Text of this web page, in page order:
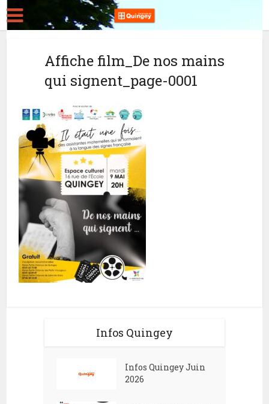
Affiche film_De nos mains
qui signent_page-0001
Infos Quingey
Infos Quingey Juin
2026